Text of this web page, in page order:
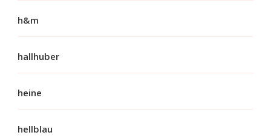
h&m
hallhuber
heine
hellblau